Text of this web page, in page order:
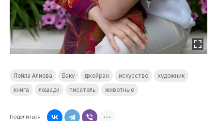
Лейла Алиева Баку джейран искусство
художник
книга
лошади писатель животные
Поделиться